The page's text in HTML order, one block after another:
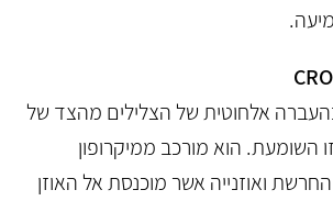
אלחוטית של הצלילים מהצד של
השומעת. הוא מורכב ממיקרופון
ואוזנייה אשר מוכנסת אל האוזן